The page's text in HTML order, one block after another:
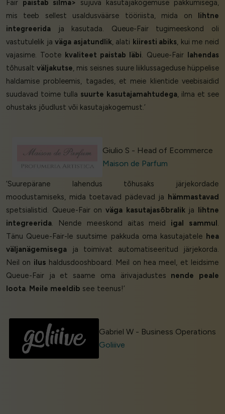
Fair paistab silma> sujuva kasutajakogemuse pakkumisega,
mis teeb sellest usaldusväärse tööriista, mida on lihtne
integreerida ja kasutada. Queue-Fair tugimeeskond oli
vastutulelik javäga asjatundlik, alati kiiresti abiks, kui me neid
vajasime. Toote kvaliteet paistab läbi. Queue-Fair lahendas
tõhusalt väljakutse, mis seisnes suure liiklussageduse hüppelise
haldamise probleemis, tagades, et meie klientide veebisaidid
suudavad toime tulla suurte kasutajamahtudega, ilma et see
ohustaks jõudlust või kasutajakogemust.’
Giulio S - Head of Ecommerce
Maison de Parfum
‘Suurepärane lahendus tõhusaks järjekordade
moodustamiseks, mida toetavad pädevad ja hämmastavad
spetsialistid. Queue-Fair on väga kasutajasõbralikja lihtne
integreerida. Nende meeskond aitas meid igal sammul.
Tänu Queue-Fair-le suutsime pakkuda oma kasutajatele hea
väljanägemisega ja toimivat automatiseeritud järjekorda.
Neil on ilus haldusdooshboard. Meil on hea meel, et leidsime
Queue-Fair ja et saame oma ärivajadustes nende peale
loota. Meile meeldib see teenus!’
Gabriel W - Business Operations
Goliiive